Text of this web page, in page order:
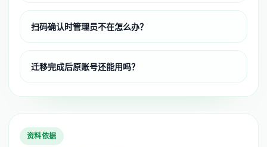
扫码确认时管理员不在怎么办？
迁移完成后原账号还能用吗？
资料依据